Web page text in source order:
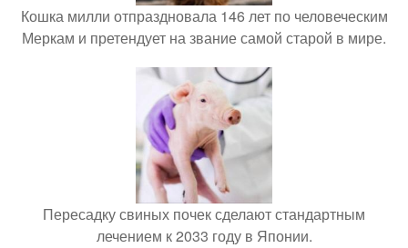
Кошка милли отпраздновала 146 лет по человеческим
Меркам и претендует на звание самой старой в мире.
Пересадку свиных почек сделают стандартным
лечением к 2033 году в Японии.